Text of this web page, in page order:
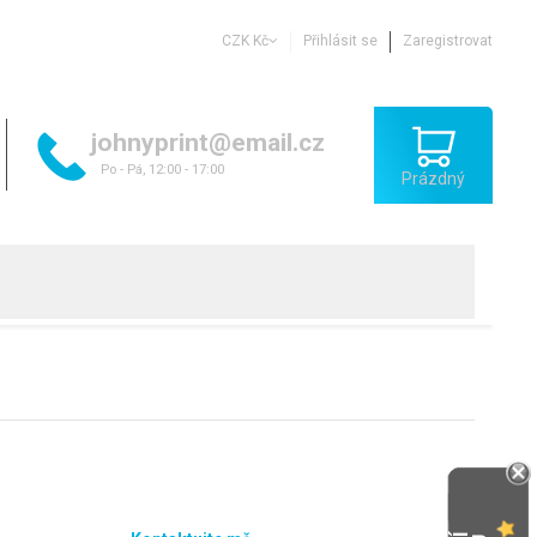
CZK Kč Přihlásit se Zaregistrovat
johnyprint@email.cz
Po - Pá, 12:00 - 17:00 Prázdný